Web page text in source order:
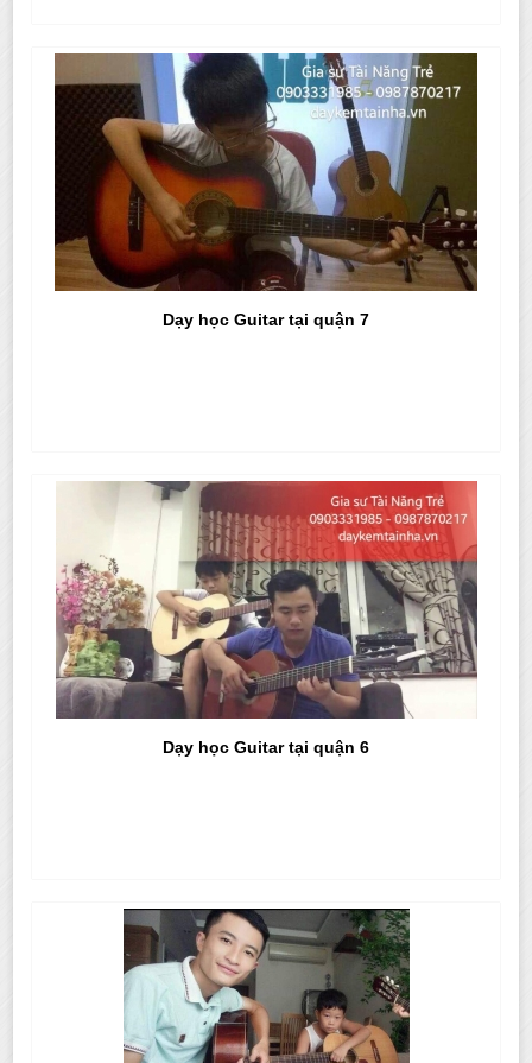
Dạy học Guitar tại quận 7
Dạy học Guitar tại quận 6